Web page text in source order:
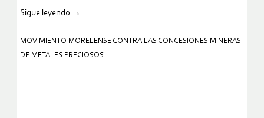
Sigue leyendo →
MOVIMIENTO MORELENSE CONTRA LAS CONCESIONES MINERAS
DE METALES PRECIOSOS